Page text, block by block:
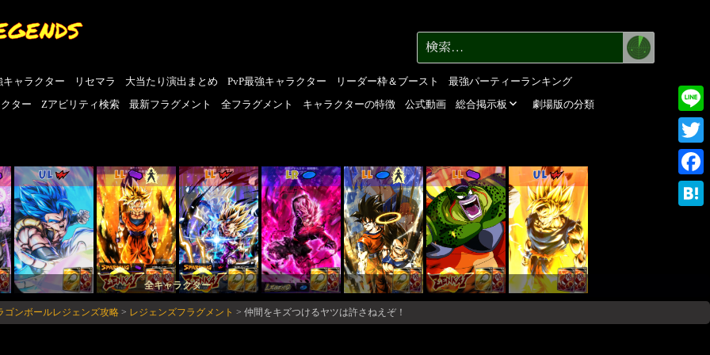
ャラクター リセマラ 大当たり演出まとめ PvP最強キャラクター リーダー枠＆ブースト
最強パーティーランキング
ター
Zアビリティ検索 最新フラグメント 全フラグメント キャラクターの特徴 公式動画 総合掲示板 劇場版の分類
UL LL LL LR LL LL UL
全キャラクター
ゴンボールレジェンズ攻略> レジェンズフラグメント > 仲間をキズつけるヤツは許さねえぞ！
Line
検
索:
検
索